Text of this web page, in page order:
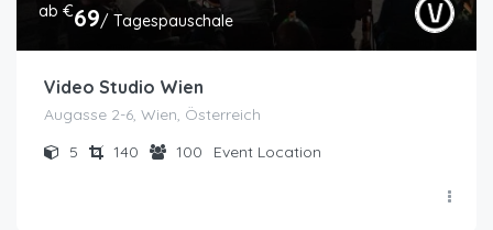
ab €69/ Tagespauschale
Video Studio Wien
Augasse 2-6, Wien, Österreich
5
140 100 Event Location